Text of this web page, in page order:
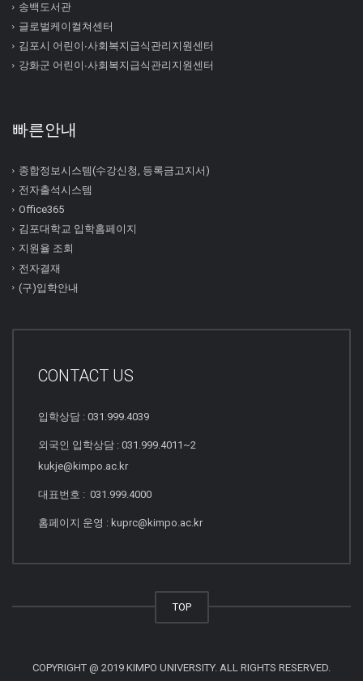
송백도서관
글로벌케이컬쳐센터
김포시 어린이∙사회복지급식관리지원센터
강화군 어린이∙사회복지급식관리지원센터
빠른안내
종합정보시스템(수강신청, 등록금고지서)
전자출석시스템
Office365
김포대학교 입학홈페이지
지원율 조회
전자결재
(구)입학안내
CONTACT US
입학상담 : 031.999.4039
외국인 입학상담 : 031.999.4011~2
kukje@kimpo.ac.kr
대표번호 : 031.999.4000
홈페이지 운영 : kuprc@kimpo.ac.kr
TOP
COPYRIGHT @ 2019 KIMPO UNIVERSITY. ALL RIGHTS RESERVED.